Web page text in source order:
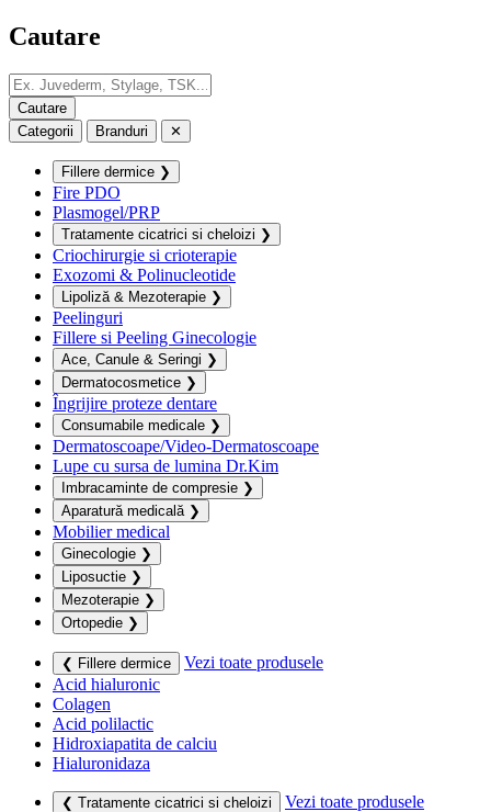
Cautare
Categorii Branduri ✕
Fillere dermice ❯
Fire PDO
Plasmogel/PRP
Tratamente cicatrici si cheloizi ❯
Criochirurgie si crioterapie
Exozomi & Polinucleotide
Lipoliză & Mezoterapie ❯
Peelinguri
Fillere si Peeling Ginecologie
Ace, Canule & Seringi ❯
Dermatocosmetice ❯
Îngrijire proteze dentare
Consumabile medicale ❯
Dermatoscoape/Video-Dermatoscoape
Lupe cu sursa de lumina Dr.Kim
Imbracaminte de compresie ❯
Aparatură medicală ❯
Mobilier medical
Ginecologie ❯
Liposuctie ❯
Mezoterapie ❯
Ortopedie ❯
❮ Fillere dermice
Vezi toate produsele
Acid hialuronic
Colagen
Acid polilactic
Hidroxiapatita de calciu
Hialuronidaza
❮ Tratamente cicatrici si cheloizi
Vezi toate produsele